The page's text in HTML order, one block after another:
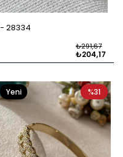
28334
₺204,17
₺291,67
%31
Yeni
Ürün